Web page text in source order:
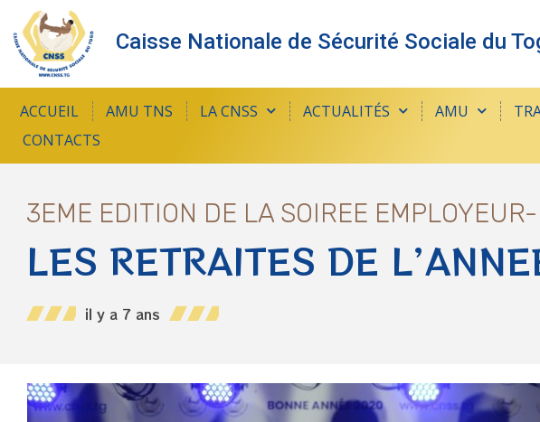
Caisse Nationale de Sécurité Sociale du
ACCUEIL AMU TNS LA CNSS ACTUALITÉS AMU
CONTACTS
3EME EDITION DE LA SOIREE
LES RETRAITES DE
il y a 7 ans